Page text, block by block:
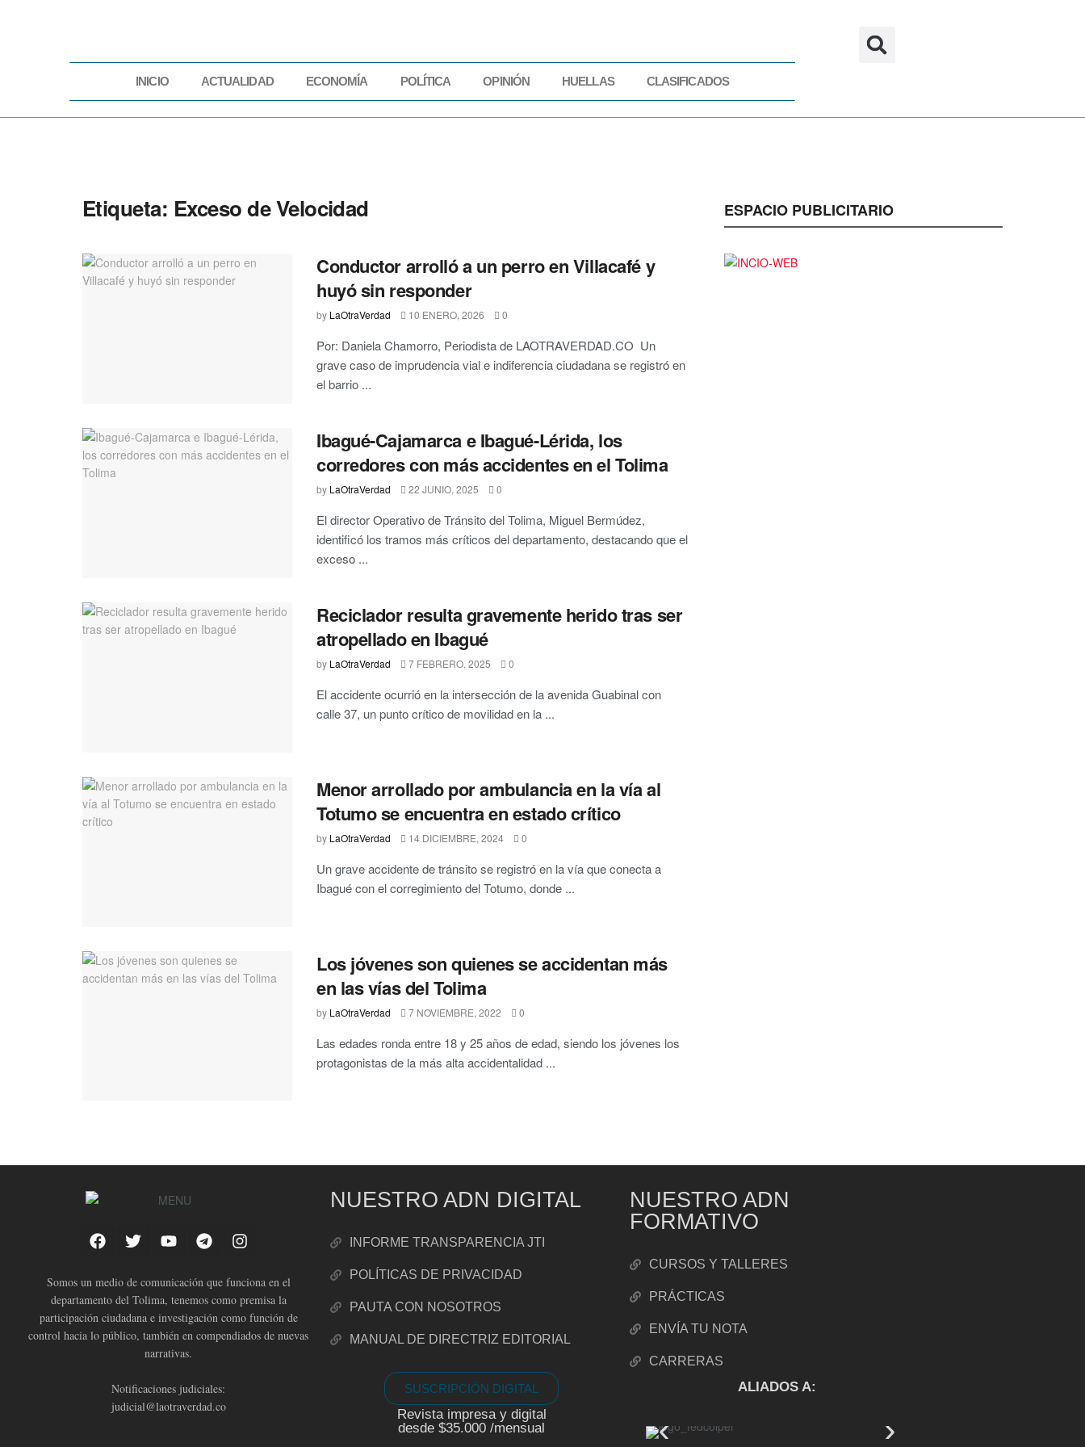
INICIO ACTUALIDAD ECONOMÍA POLÍTICA OPINIÓN HUELLAS CLASIFICADOS
Etiqueta: Exceso de Velocidad
Conductor arrolló a un perro en Villacafé y
huyó sin responder
by LaOtraVerdad 10 ENERO, 2026 0
Por: Daniela Chamorro, Periodista de LAOTRAVERDAD.CO Un
grave caso de imprudencia vial e indiferencia ciudadana se registró en
el barrio ...
Ibagué-Cajamarca e Ibagué-Lérida, los
corredores con más accidentes en el Tolima
by LaOtraVerdad 22 JUNIO, 2025 0
El director Operativo de Tránsito del Tolima, Miguel Bermúdez,
identificó los tramos más críticos del departamento, destacando que el
exceso ...
Reciclador resulta gravemente herido tras ser
atropellado en Ibagué
by LaOtraVerdad 7 FEBRERO, 2025 0
El accidente ocurrió en la intersección de la avenida Guabinal con
calle 37, un punto crítico de movilidad en la ...
Menor arrollado por ambulancia en la vía al
Totumo se encuentra en estado crítico
by LaOtraVerdad 14 DICIEMBRE, 2024 0
Un grave accidente de tránsito se registró en la vía que conecta a
Ibagué con el corregimiento del Totumo, donde ...
Los jóvenes son quienes se accidentan más
en las vías del Tolima
by LaOtraVerdad 7 NOVIEMBRE, 2022 0
Las edades ronda entre 18 y 25 años de edad, siendo los jóvenes los
protagonistas de la más alta accidentalidad ...
ESPACIO PUBLICITARIO
Somos un medio de comunicación que funciona en el
departamento del Tolima, tenemos como premisa la
participación ciudadana e investigación como función de
control hacia lo público, también en compendiados de nuevas
narrativas.
Notificaciones judiciales:
judicial@laotraverdad.co
NUESTRO ADN DIGITAL
INFORME TRANSPARENCIA JTI
POLÍTICAS DE PRIVACIDAD
PAUTA CON NOSOTROS
MANUAL DE DIRECTRIZ EDITORIAL
SUSCRIPCIÓN DIGITAL
Revista impresa y digital
desde $35.000 /mensual
NUESTRO ADN
FORMATIVO
CURSOS Y TALLERES
PRÁCTICAS
ENVÍA TU NOTA
CARRERAS
ALIADOS A: